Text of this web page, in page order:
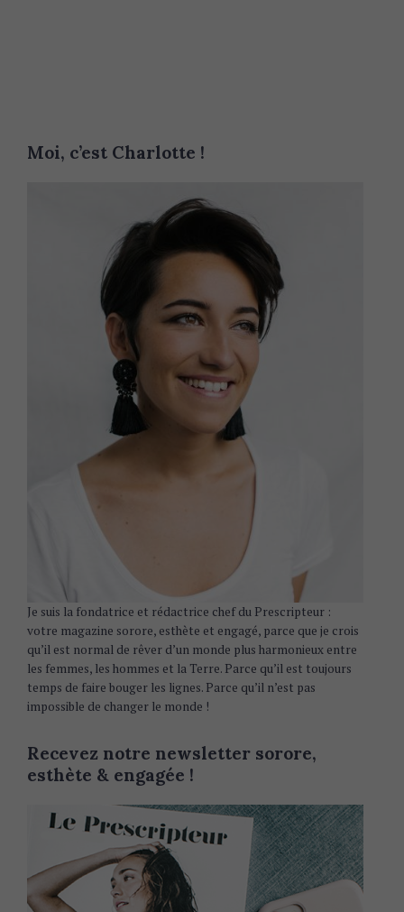
Moi, c’est Charlotte !
Je suis la fondatrice et rédactrice chef du Prescripteur :
votre magazine sorore, esthète et engagé, parce que je crois
qu’il est normal de rêver d’un monde plus harmonieux entre
les femmes, les hommes et la Terre. Parce qu’il est toujours
temps de faire bouger les lignes. Parce qu’il n’est pas
impossible de changer le monde !
Recevez notre newsletter sorore,
esthète & engagée !